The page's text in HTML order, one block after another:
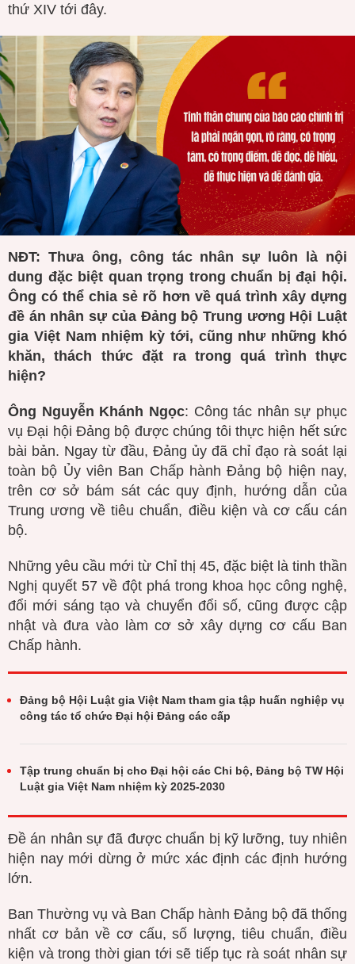
thứ XIV tới đây.
NĐT: Thưa ông, công tác nhân sự luôn là nội
dung đặc biệt quan trọng trong chuẩn bị đại hội.
Ông có thể chia sẻ rõ hơn về quá trình xây dựng
đề án nhân sự của Đảng bộ Trung ương Hội Luật
gia Việt Nam nhiệm kỳ tới, cũng như những khó
khăn, thách thức đặt ra trong quá trình thực
hiện?
Ông Nguyễn Khánh Ngọc: Công tác nhân sự phục
vụ Đại hội Đảng bộ được chúng tôi thực hiện hết sức
bài bản. Ngay từ đầu, Đảng ủy đã chỉ đạo rà soát lại
toàn bộ Ủy viên Ban Chấp hành Đảng bộ hiện nay,
trên cơ sở bám sát các quy định, hướng dẫn của
Trung ương về tiêu chuẩn, điều kiện và cơ cấu cán
bộ.
Những yêu cầu mới từ Chỉ thị 45, đặc biệt là tinh thần
Nghị quyết 57 về đột phá trong khoa học công nghệ,
đổi mới sáng tạo và chuyển đổi số, cũng được cập
nhật và đưa vào làm cơ sở xây dựng cơ cấu Ban
Chấp hành.
Đảng bộ Hội Luật gia Việt Nam tham gia tập huấn nghiệp vụ
công tác tổ chức Đại hội Đảng các cấp
Tập trung chuẩn bị cho Đại hội các Chi bộ, Đảng bộ TW Hội
Luật gia Việt Nam nhiệm kỳ 2025-2030
Đề án nhân sự đã được chuẩn bị kỹ lưỡng, tuy nhiên
hiện nay mới dừng ở mức xác định các định hướng
lớn.
Ban Thường vụ và Ban Chấp hành Đảng bộ đã thống
nhất cơ bản về cơ cấu, số lượng, tiêu chuẩn, điều
kiện và trong thời gian tới sẽ tiếp tục rà soát nhân sự